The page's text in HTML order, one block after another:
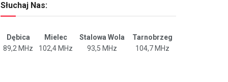
Słuchaj Nas:
Dębica Mielec Stalowa Wola
Tarnobrzeg
89,2 MHz
102,4 MHz 93,5 MHz 104,7 MHz